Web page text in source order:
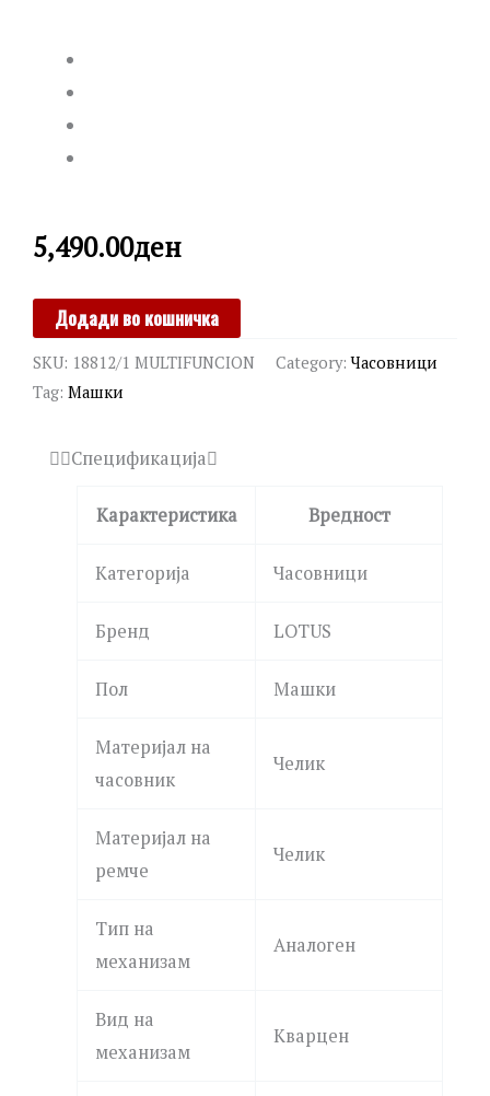
5,490.00ден
LOTUS
Додади во кошничка
SKU: 18812/1 MULTIFUNCION Category:Часовници
Tag: Машки
Спецификација
Карактеристика Вредност
Категорија Часовници
Бренд LOTUS
Пол Машки
Материјал на
часовник
Челик
Материјал на
ремче
Челик
Тип на
механизам
Аналоген
Вид на
механизам
Кварцен